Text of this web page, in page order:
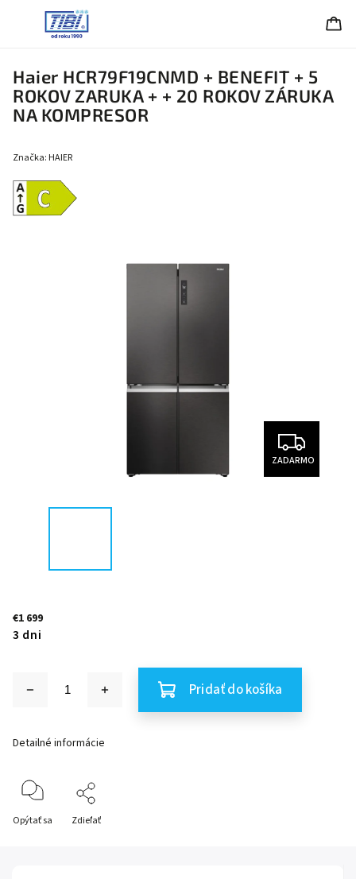
Haier HCR79F19CNMD + BENEFIT + 5
ROKOV ZARUKA + + 20 ROKOV ZÁRUKA
NA KOMPRESOR
Energetická
trieda C
Značka: HAIER
ZADARMO
€1 699
3 dni
Pridať do košíka
Detailné informácie
Opýtať sa Zdieľať